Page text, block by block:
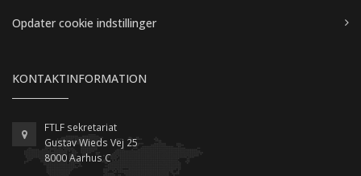
Opdater cookie indstillinger
KONTAKTINFORMATION
FTLF sekretariat
Gustav Wieds Vej 25
8000 Aarhus C